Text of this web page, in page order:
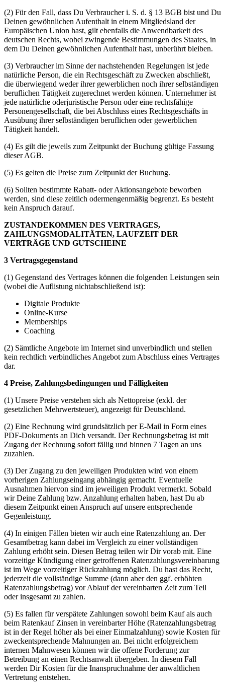
(2) Für den Fall, dass Du Verbraucher i. S. d. § 13 BGB bist und Du
Deinen gewöhnlichen Aufenthalt in einem Mitgliedsland der
Europäischen Union hast, gilt ebenfalls die Anwendbarkeit des
deutschen Rechts, wobei zwingende Bestimmungen des Staates, in
dem Du Deinen gewöhnlichen Aufenthalt hast, unberührt bleiben.
(3) Verbraucher im Sinne der nachstehenden Regelungen ist jede
natürliche Person, die ein Rechtsgeschäft zu Zwecken abschließt,
die überwiegend weder ihrer gewerblichen noch ihrer selbständigen
beruflichen Tätigkeit zugerechnet werden können. Unternehmer ist
jede natürliche oderjuristische Person oder eine rechtsfähige
Personengesellschaft, die bei Abschluss eines Rechtsgeschäfts in
Ausübung ihrer selbständigen beruflichen oder gewerblichen
Tätigkeit handelt.
(4) Es gilt die jeweils zum Zeitpunkt der Buchung gültige Fassung
dieser AGB.
(5) Es gelten die Preise zum Zeitpunkt der Buchung.
(6) Sollten bestimmte Rabatt- oder Aktionsangebote beworben
werden, sind diese zeitlich odermengenmäßig begrenzt. Es besteht
kein Anspruch darauf.
ZUSTANDEKOMMEN DES VERTRAGES,
ZAHLUNGSMODALITÄTEN, LAUFZEIT DER
VERTRÄGE UND GUTSCHEINE
3 Vertragsgegenstand
(1) Gegenstand des Vertrages können die folgenden Leistungen sein
(wobei die Auflistung nichtabschließend ist):
Digitale Produkte
Online-Kurse
Memberships
Coaching
(2) Sämtliche Angebote im Internet sind unverbindlich und stellen
kein rechtlich verbindliches Angebot zum Abschluss eines Vertrages
dar.
4 Preise, Zahlungsbedingungen und Fälligkeiten
(1) Unsere Preise verstehen sich als Nettopreise (exkl. der
gesetzlichen Mehrwertsteuer), angezeigt für Deutschland.
(2) Eine Rechnung wird grundsätzlich per E-Mail in Form eines
PDF-Dokuments an Dich versandt. Der Rechnungsbetrag ist mit
Zugang der Rechnung sofort fällig und binnen 7 Tagen an uns
zuzahlen.
(3) Der Zugang zu den jeweiligen Produkten wird von einem
vorherigen Zahlungseingang abhängig gemacht. Eventuelle
Ausnahmen hiervon sind im jeweiligen Produkt vermerkt. Sobald
wir Deine Zahlung bzw. Anzahlung erhalten haben, hast Du ab
diesem Zeitpunkt einen Anspruch auf unsere entsprechende
Gegenleistung.
(4) In einigen Fällen bieten wir auch eine Ratenzahlung an. Der
Gesamtbetrag kann dabei im Vergleich zu einer vollständigen
Zahlung erhöht sein. Diesen Betrag teilen wir Dir vorab mit. Eine
vorzeitige Kündigung einer getroffenen Ratenzahlungsvereinbarung
ist im Wege vorzeitiger Rückzahlung möglich. Du hast das Recht,
jederzeit die vollständige Summe (dann aber den ggf. erhöhten
Ratenzahlungsbetrag) vor Ablauf der vereinbarten Zeit zum Teil
oder insgesamt zu zahlen.
(5) Es fallen für verspätete Zahlungen sowohl beim Kauf als auch
beim Ratenkauf Zinsen in vereinbarter Höhe (Ratenzahlungsbetrag
ist in der Regel höher als bei einer Einmalzahlung) sowie Kosten für
zweckentsprechende Mahnungen an. Bei nicht erfolgreichem
internen Mahnwesen können wir die offene Forderung zur
Betreibung an einen Rechtsanwalt übergeben. In diesem Fall
werden Dir Kosten für die Inanspruchnahme der anwaltlichen
Vertretung entstehen.